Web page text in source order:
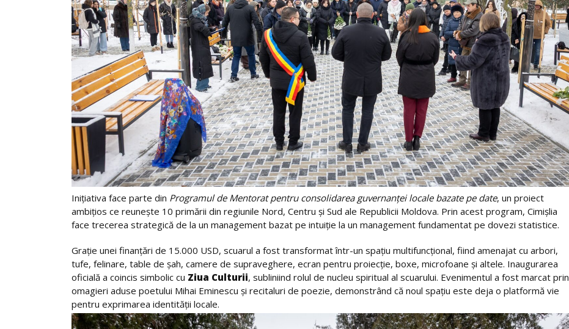
Inițiativa face parte din Programul de Mentorat pentru consolidarea guvernanței locale bazate pe date, un proiect
ambițios ce reunește 10 primării din regiunile Nord, Centru și Sud ale Republicii Moldova. Prin acest program, Cimișlia
face trecerea strategică de la un management bazat pe intuiție la un management fundamentat pe dovezi statistice.
Grație unei finanțări de 15.000 USD, scuarul a fost transformat într-un spațiu multifuncțional, fiind amenajat cu arbori,
tufe, felinare, table de șah, camere de supraveghere, ecran pentru proiecție, boxe, microfoane și altele. Inaugurarea
oficială a coincis simbolic cu Ziua Culturii, subliniind rolul de nucleu spiritual al scuarului. Evenimentul a fost marcat prin
omagieri aduse poetului Mihai Eminescu și recitaluri de poezie, demonstrând că noul spațiu este deja o platformă vie
pentru exprimarea identității locale.